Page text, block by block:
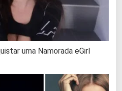
uma Namorada eGirl